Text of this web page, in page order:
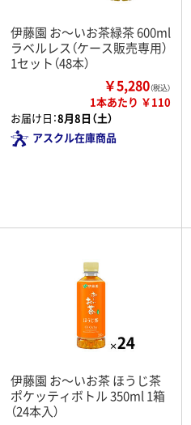
伊藤園 お～いお茶緑茶 600ml
ラベルレス（ケース販売専用）
1セット（48本）
￥5,280（税込）
1本あたり ￥110
お届け日：8月8日（土）
アスクル在庫商品
伊藤園 お～いお茶 ほうじ茶
ポケッティボトル 350ml 1箱
（24本入）